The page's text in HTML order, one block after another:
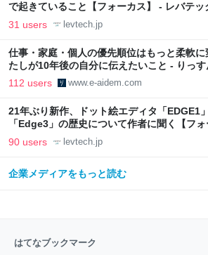
で起きていること【フォーカス】 - レバテ
31 users levtech.jp
仕事・家庭・個人の優先順位はもっと柔軟
たしが10年後の自分に伝えたいこと - りっ
112 users www.e-aidem.com
21年ぶり新作、ドット絵エディタ「EDGE1
「Edge3」の歴史について作者に聞く【フ
LAB
90 users levtech.jp
企業メディアをもっと読む
はてなブックマーク